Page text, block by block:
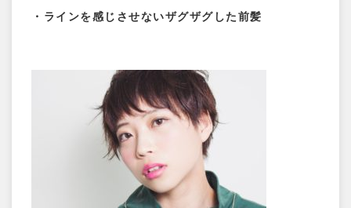
・ラインを感じさせないザグザグした前髪